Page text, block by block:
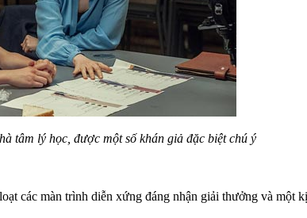
tâm lý học, được một số khán giả đặc biệt chú ý
các màn trình diễn xứng đáng nhận giải thưởng và một